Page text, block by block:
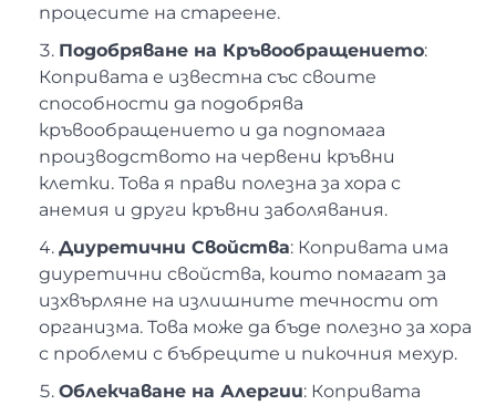
процесите на стареене.
Подобряване на Кръвообращението:
Копривата е известна със своите
способности да подобрява
кръвообращението и да подпомага
производството на червени кръвни
клетки. Това я прави полезна за хора с
анемия и други кръвни заболявания.
Диуретични Свойства: Копривата има
диуретични свойства, които помагат за
изхвърляне на излишните течности от
организма. Това може да бъде полезно за хора
с проблеми с бъбреците и пикочния мехур.
Облекчаване на Алергии: Копривата